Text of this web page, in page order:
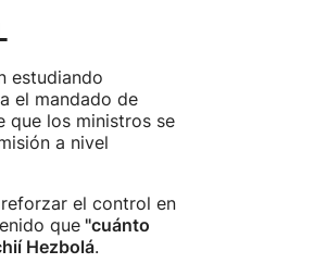
estudiando
el mandado de
que los ministros se
a nivel
el control en
que"cuánto
Hezbolá.